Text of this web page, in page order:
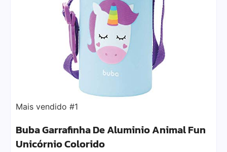
Mais vendido #1
Buba Garrafinha De Aluminio Animal Fun
Unicórnio Colorido